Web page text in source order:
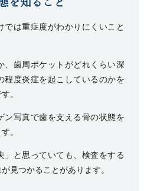
では重症度がわかりにくいこと
、歯周ポケットがどれくらい深
程度炎症を起こしているのかを
。
ン写真で歯を支える骨の状態を
。
」と思っていても、検査をする
見つかることがあります。